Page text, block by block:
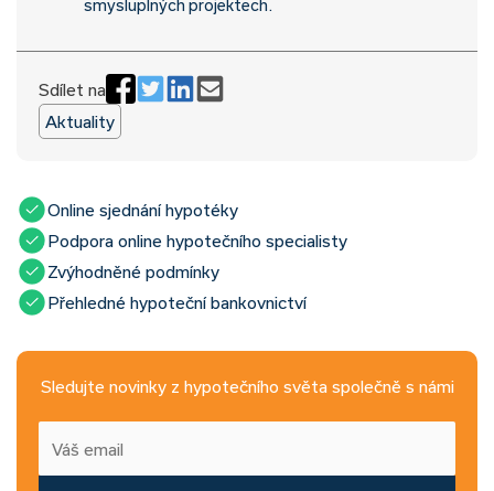
smysluplných projektech.
Sdílet na
Aktuality
Online sjednání hypotéky
Podpora online hypotečního specialisty
Zvýhodněné podmínky
Přehledné hypoteční bankovnictví
Sledujte novinky z hypotečního světa společně s námi